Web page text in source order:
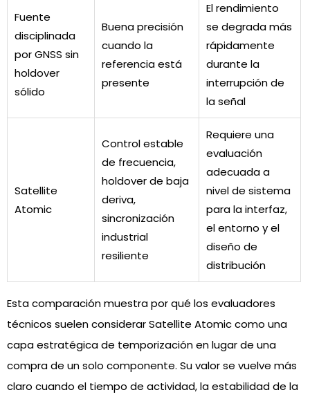
Fuente
disciplinada
por GNSS sin
holdover
sólido
Buena precisión
cuando la
referencia está
presente
El rendimiento
se degrada más
rápidamente
durante la
interrupción de
la señal
Satellite
Atomic
Control estable
de frecuencia,
holdover de baja
deriva,
sincronización
industrial
resiliente
Requiere una
evaluación
adecuada a
nivel de sistema
para la interfaz,
el entorno y el
diseño de
distribución
Esta comparación muestra por qué los evaluadores
técnicos suelen considerar Satellite Atomic como una
capa estratégica de temporización en lugar de una
compra de un solo componente. Su valor se vuelve más
claro cuando el tiempo de actividad, la estabilidad de la